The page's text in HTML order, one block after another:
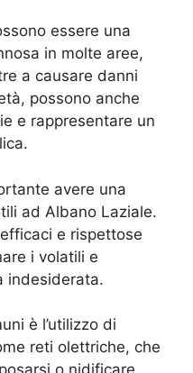
essere una
in molte aree,
a causare danni
possono anche
e rappresentare un
avere una
ad Albano Laziale.
e rispettose
i volatili e
indesiderata.
è l’utilizzo di
reti olettriche, che